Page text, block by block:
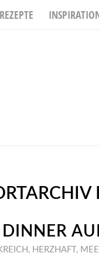
REZEPTE
, HERZHAFT ,